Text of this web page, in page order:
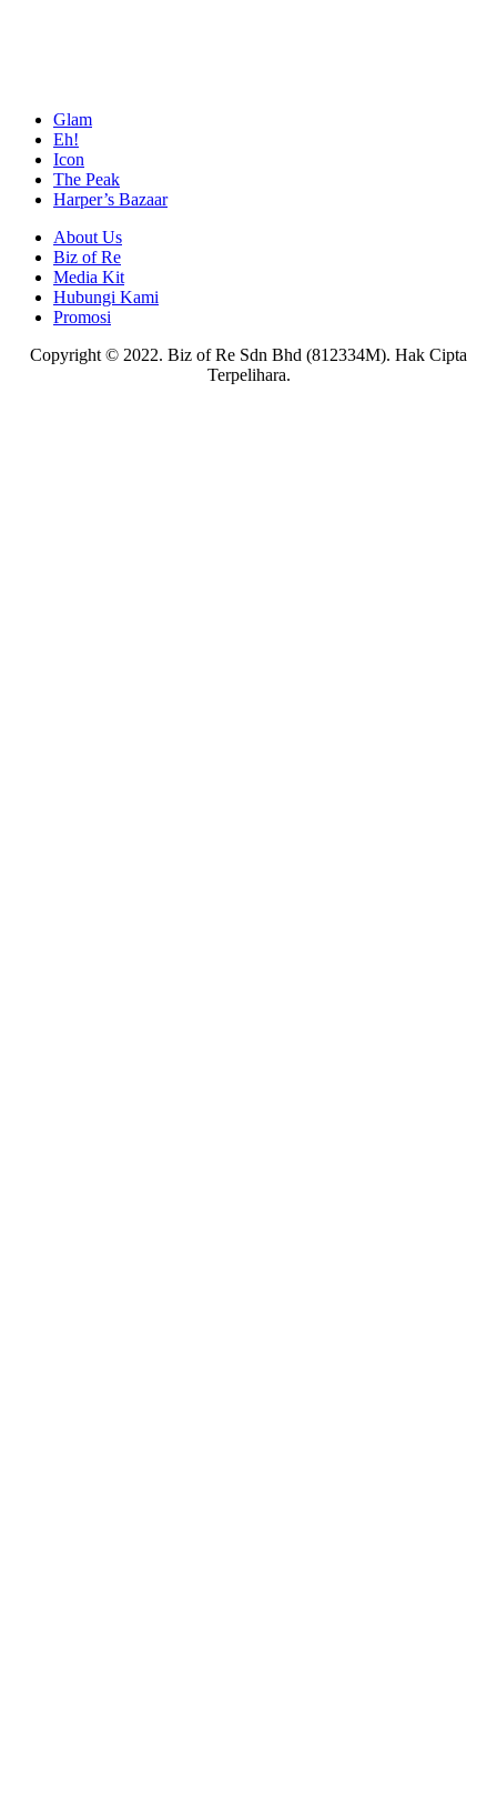
Glam
Eh!
Icon
The Peak
Harper’s Bazaar
About Us
Biz of Re
Media Kit
Hubungi Kami
Promosi
Copyright © 2022. Biz of Re Sdn Bhd (812334M). Hak Cipta
Terpelihara.